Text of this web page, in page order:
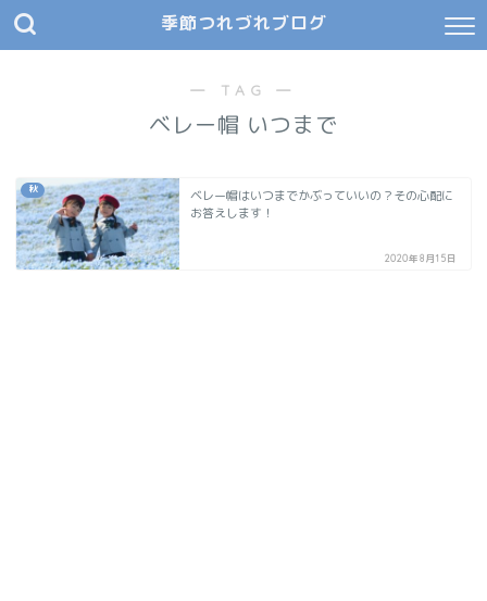
季節つれづれブログ
― TAG ―
ベレー帽 いつまで
秋
ベレー帽はいつまでかぶっていいの？その心配に
お答えします！
2020年8月15日